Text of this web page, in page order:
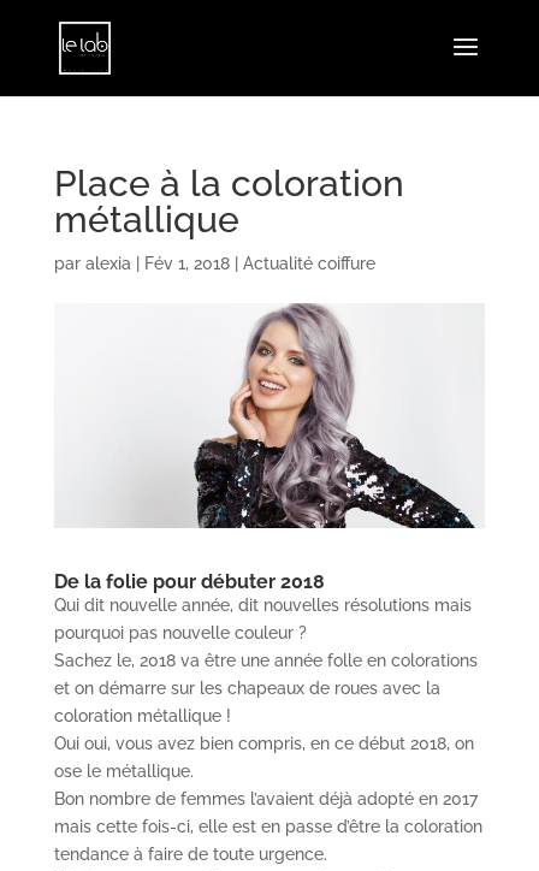
Place à la coloration
métallique
par alexia Fév 1, 2018| Actualité coiffure
De la folie pour débuter 2018
Qui dit nouvelle année, dit nouvelles résolutions mais
pourquoi pas nouvelle couleur ?
Sachez le, 2018 va être une année folle en colorations
et on démarre sur les chapeaux de roues avec la
coloration métallique !
Oui oui, vous avez bien compris, en ce début 2018, on
ose le métallique.
Bon nombre de femmes l’avaient déjà adopté en 2017
mais cette fois-ci, elle est en passe d’être la coloration
tendance à faire de toute urgence.